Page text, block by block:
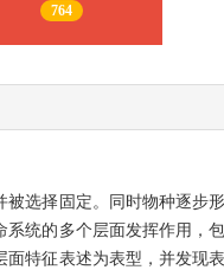
764
选择固定。同时物种逐步
统的多个层面发挥作用，
特征表述为表型，并发现